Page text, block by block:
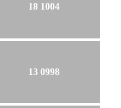
18 1004
13 0998